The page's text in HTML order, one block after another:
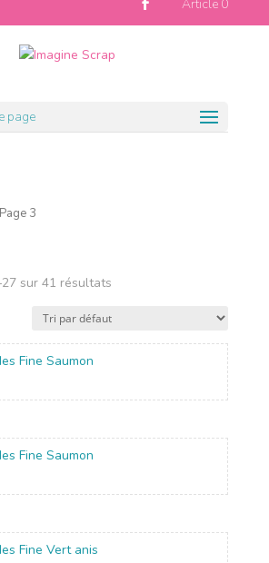
Article 0
page
3
sur 41 résultats
Fine Saumon
Fine Saumon
Fine Vert anis